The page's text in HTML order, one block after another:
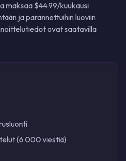
maksaa $44.99/kuukausi
ja parannettuihin luoviin
ovat saatavilla
(6 000 viestiä)